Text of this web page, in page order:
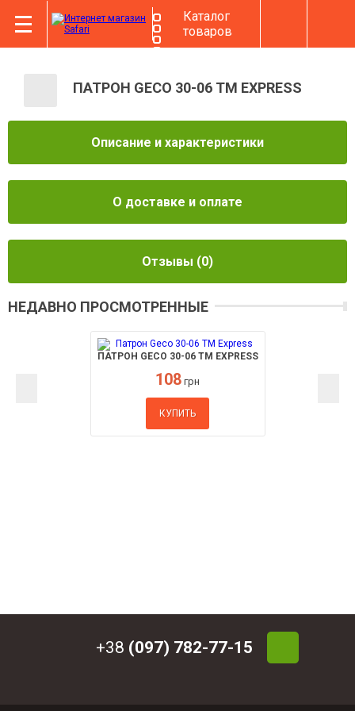
Каталог
товаров
ПАТРОН GECO 30-06 TM EXPRESS
Описание и характеристики
О доставке и оплате
Отзывы (0)
НЕДАВНО ПРОСМОТРЕННЫЕ
ПАТРОН GECO 30-06 TM EXPRESS
108 грн
КУПИТЬ
+38 (097) 782-77-15